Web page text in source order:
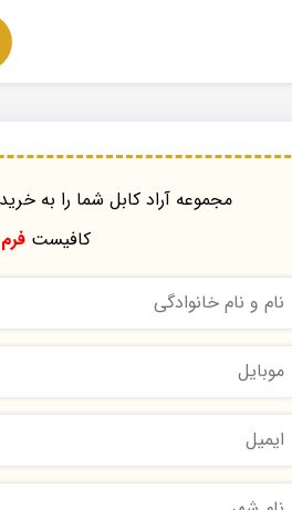
مجموعه آراد کابل شما را به
کافیستفرم